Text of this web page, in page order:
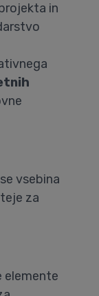
in
vsebina
za
elemente